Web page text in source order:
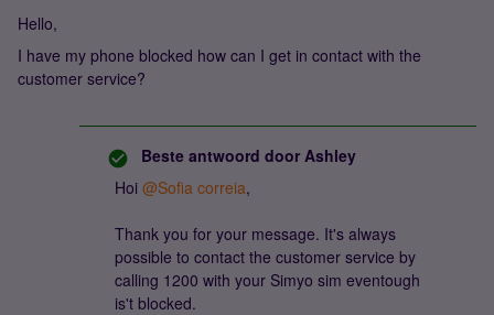
Hello,
I have my phone blocked how can I get in contact with the
customer service?
Beste antwoord door Ashley
Hoi @Sofia correia,
Thank you for your message. It's always
possible to contact the customer service by
calling 1200 with your Simyo sim eventough
is't blocked.